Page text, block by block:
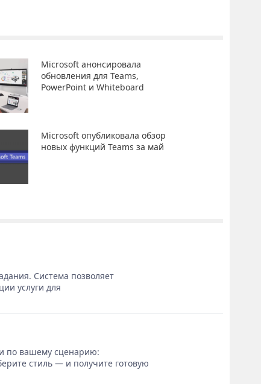
Microsoft анонсировала
обновления для Teams,
PowerPoint и Whiteboard
Microsoft опубликовала обзор
новых функций Teams за май
Система позволяет
услуги для
по вашему сценарию:
стиль — и получите готовую